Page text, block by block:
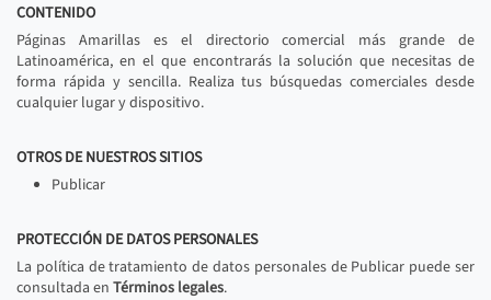
CONTENIDO
Páginas Amarillas es el directorio comercial más grande de
Latinoamérica, en el que encontrarás la solución que necesitas de
forma rápida y sencilla. Realiza tus búsquedas comerciales desde
cualquier lugar y dispositivo.
OTROS DE NUESTROS SITIOS
Publicar
PROTECCIÓN DE DATOS PERSONALES
La política de tratamiento de datos personales de Publicar puede ser
consultada en Términos legales.